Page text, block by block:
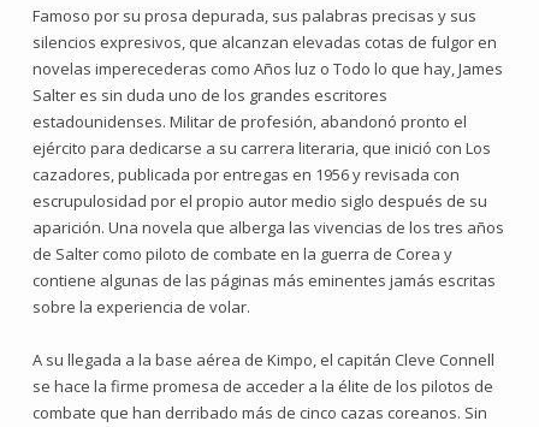
Famoso por su prosa depurada, sus palabras precisas y sus
silencios expresivos, que alcanzan elevadas cotas de fulgor en
novelas imperecederas como Años luz o Todo lo que hay, James
Salter es sin duda uno de los grandes escritores
estadounidenses. Militar de profesión, abandonó pronto el
ejército para dedicarse a su carrera literaria, que inició con Los
cazadores, publicada por entregas en 1956 y revisada con
escrupulosidad por el propio autor medio siglo después de su
aparición. Una novela que alberga las vivencias de los tres años
de Salter como piloto de combate en la guerra de Corea y
contiene algunas de las páginas más eminentes jamás escritas
sobre la experiencia de volar.
A su llegada a la base aérea de Kimpo, el capitán Cleve Connell
se hace la firme promesa de acceder a la élite de los pilotos de
combate que han derribado más de cinco cazas coreanos. Sin